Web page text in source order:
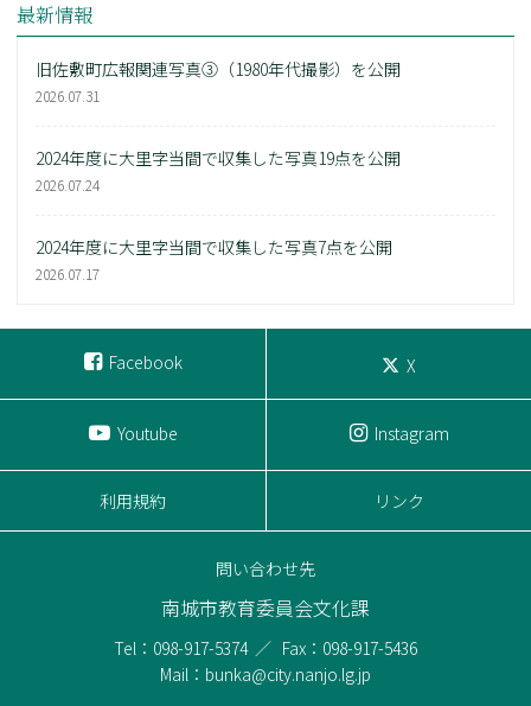
最新情報
旧佐敷町広報関連写真③（1980年代撮影）を公開
2026.07.31
2024年度に大里字当間で収集した写真19点を公開
2026.07.24
2024年度に大里字当間で収集した写真7点を公開
2026.07.17
Facebook X
Youtube Instagram
利用規約 リンク
問い合わせ先
南城市教育委員会文化課
Tel：098-917-5374
Fax：098-917-5436
Mail：bunka@city.nanjo.lg.jp